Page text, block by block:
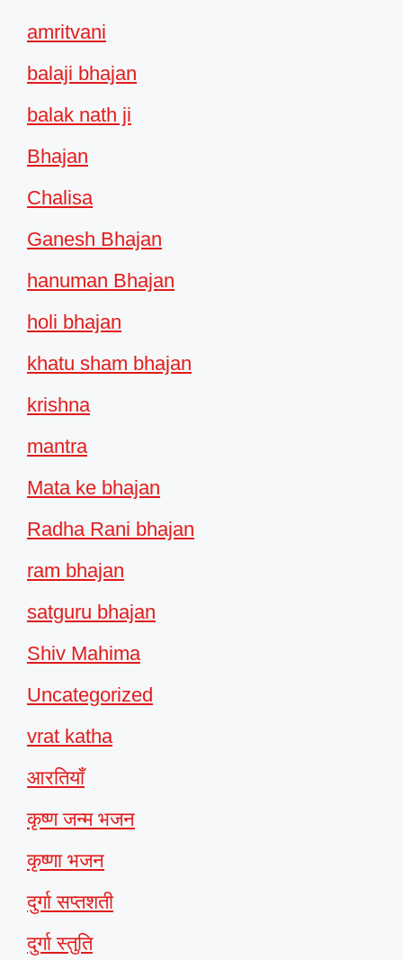
amritvani
balaji bhajan
balak nath ji
Bhajan
Chalisa
Ganesh Bhajan
hanuman Bhajan
holi bhajan
khatu sham bhajan
krishna
mantra
Mata ke bhajan
Radha Rani bhajan
ram bhajan
satguru bhajan
Shiv Mahima
Uncategorized
vrat katha
आरतियाँ
कृष्ण जन्म भजन
कृष्णा भजन
दुर्गा सप्तशती
दुर्गा स्तुति